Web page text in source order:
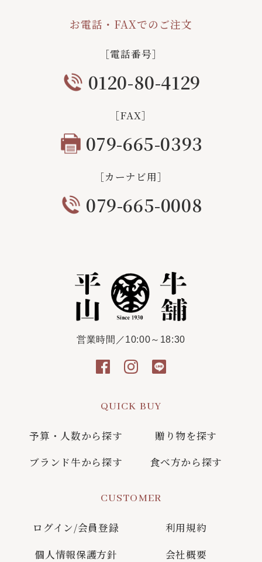
お電話・FAXでのご注文
［電話番号］
0120-80-4129
［FAX］
079-665-0393
［カーナビ用］
079-665-0008
営業時間／10:00～18:30
QUICK BUY
予算・人数から探す
贈り物を探す
ブランド牛から探す
食べ方から探す
CUSTOMER
ログイン/会員登録
利用規約
個人情報保護方針
会社概要